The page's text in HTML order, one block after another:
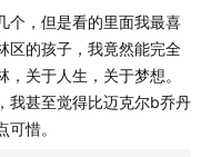
个，但是看的里面我最喜
区的孩子，我竟然能完全
关于人生，关于梦想。
我甚至觉得比迈克尔b乔丹
惜。